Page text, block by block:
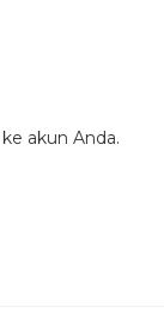
akun Anda.